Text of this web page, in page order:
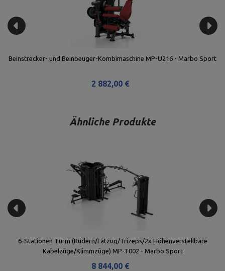
Beinstrecker- und Beinbeuger-Kombimaschine MP-U216 - Marbo Sport
2 882,00 €
Ähnliche Produkte
6-Stationen Turm (Rudern/Latzug/Trizeps/2x Höhenverstellbare
Kabelzüge/Klimmzüge) MP-T002 - Marbo Sport
8 844,00 €